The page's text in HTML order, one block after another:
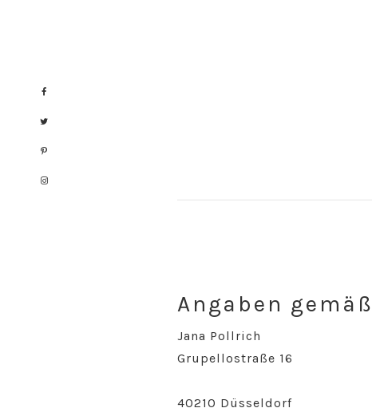
Angaben
Jana Pollrich
Grupellostraße 16
40210 Düsseldorf